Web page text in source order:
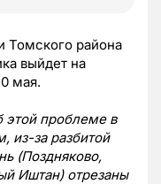
Томского района
выйдет на
мая.
этой проблеме в
из-за разбитой
(Поздняково,
Иштан) отрезаны